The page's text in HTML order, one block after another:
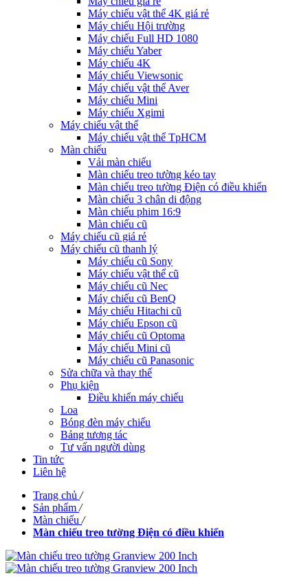
Máy chiếu vật thể 4K giá rẻ
Máy chiếu Hội trường
Máy chiếu Full HD 1080
Máy chiếu Yaber
Máy chiếu 4K
Máy chiếu Viewsonic
Máy chiếu vật thể Aver
Máy chiếu Mini
Máy chiếu Xgimi
Máy chiếu vật thể
Máy chiếu vật thể TpHCM
Màn chiếu
Vải màn chiếu
Màn chiếu treo tường kéo tay
Màn chiếu treo tường Điện có điều khiển
Màn chiếu 3 chân di động
Màn chiếu phim 16:9
Màn chiếu cũ
Máy chiếu cũ giá rẻ
Máy chiếu cũ thanh lý
Máy chiếu cũ Sony
Máy chiếu vật thể cũ
Máy chiếu cũ Nec
Máy chiếu cũ BenQ
Máy chiếu Hitachi cũ
Máy chiếu Epson cũ
Máy chiếu cũ Optoma
Máy chiếu Mini cũ
Máy chiếu cũ Panasonic
Sửa chữa và thay thế
Phụ kiện
Điều khiển máy chiếu
Loa
Bóng đèn máy chiếu
Bảng tương tác
Tư vấn người dùng
Tin tức
Liên hệ
Trang chủ /
Sản phẩm /
Màn chiếu /
Màn chiếu treo tường Điện có điều khiển